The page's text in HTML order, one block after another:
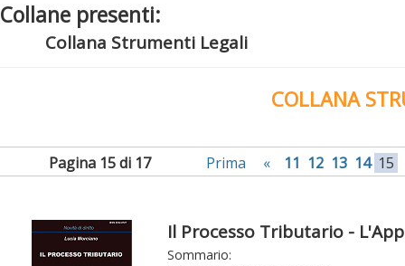
Collane presenti:
Collana Strumenti Legali
COLLANA
Pagina 15 di 17 Prima « 11 12 13 14 15
Il Processo Tributario -
Sommario: